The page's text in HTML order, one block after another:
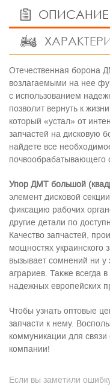
ОПИСАНИЕ
Отечественная борона
возлагаемыми на нее
с использованием
позволит вернуть к
который «устал» от
запчастей на дисковую
найдете все
почвообрабатывающего
Упор ДМТ большой
элемент дисковой
фиксацию рабочих
другие детали по
Качество запчастей,
мощностях украинского
вызывает сомнений ни у
аграриев. Также всегда
надежных европейских
Чтобы узнать оптовые
запчасти к нему.
коммуникации для
компании!
Если вы заметили